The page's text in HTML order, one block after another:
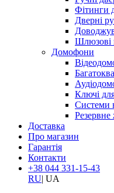
Фітинги
Дверні
Шлюзові
Домофони
Ключі
Системи
Доставка
Про магазин
Гарантія
Контакти
+38 044 331-15-43
RU| UA